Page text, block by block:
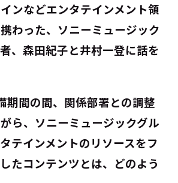
ンなどエンタテインメント領
わった、ソニーミュージック
、森田紀子と井村一登に話を
期間の間、関係部署との調整
ら、ソニーミュージックグル
テインメントのリソースをフ
たコンテンツとは、どのよう